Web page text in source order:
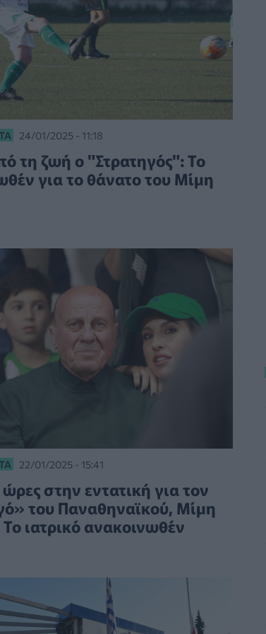
24/01/2025 - 11:18
τη ζωή ο "Στρατηγός": Το
για το θάνατο του Μίμη
22/01/2025 - 15:41
ώρες στην εντατική για τον
του Παναθηναϊκού, Μίμη
ιατρικό ανακοινωθέν